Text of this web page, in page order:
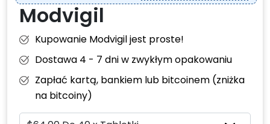
Modvigil
Kupowanie Modvigil jest proste!
Dostawa 4 - 7 dni w zwykłym opakowaniu
Zapłać kartą, bankiem lub bitcoinem (zniżka
na bitcoiny)